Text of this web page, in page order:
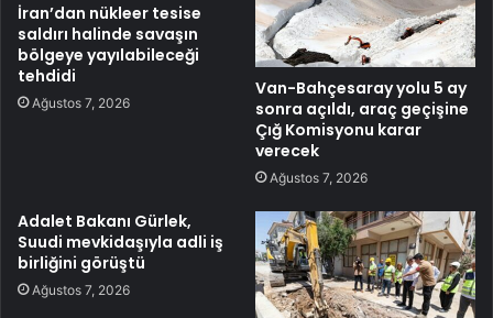
İran’dan nükleer tesise
saldırı halinde savaşın
bölgeye yayılabileceği
tehdidi
Ağustos 7, 2026
Van-Bahçesaray yolu 5 ay
sonra açıldı, araç geçişine
Çığ Komisyonu karar
verecek
Ağustos 7, 2026
Adalet Bakanı Gürlek,
Suudi mevkidaşıyla adli iş
birliğini görüştü
Ağustos 7, 2026